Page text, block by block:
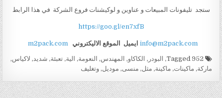
ستجد تليفونات المبيعات و عناوين و لوكيشنات فروع الشركة في هذا الرابط
https://goo.gl/en7xfB
info@m2pack.com ايميل الموقع الاليكتروني m2pack.com
952
, البودر , الكاكاو, المهندس, النعومة, الية,تعبئة, شديد, لاكياس,
ماركة, ماكينات, ماكينة, مثل, منسى, موديل,وتغليف